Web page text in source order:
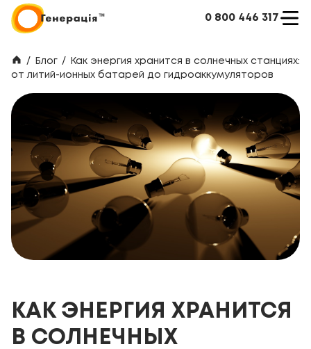
0 800 446 317
/ Блог /
Как энергия хранится в солнечных станциях:
от литий-ионных батарей до гидроаккумуляторов
КАК ЭНЕРГИЯ ХРАНИТСЯ
В СОЛНЕЧНЫХ